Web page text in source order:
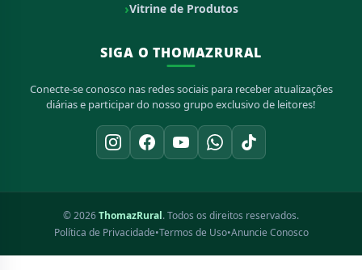
Vitrine de Produtos
SIGA O THOMAZRURAL
Conecte-se conosco nas redes sociais para receber atualizações
diárias e participar do nosso grupo exclusivo de leitores!
© 2026ThomazRural. Todos os direitos reservados.
Política de Privacidade•Termos de Uso•Anuncie Conosco